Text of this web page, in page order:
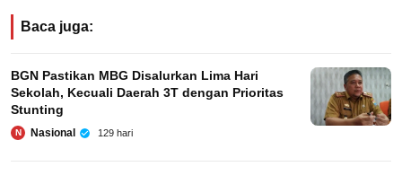
Baca juga:
BGN Pastikan MBG Disalurkan Lima Hari
Sekolah, Kecuali Daerah 3T dengan Prioritas
Stunting
N Nasional 129 hari